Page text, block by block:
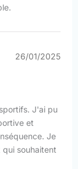
26/01/2025
J'ai pu
et
Je
souhaitent